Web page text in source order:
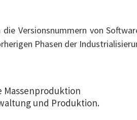
Versionsnummern von
Phasen der
Massenproduktion
und Produktion.